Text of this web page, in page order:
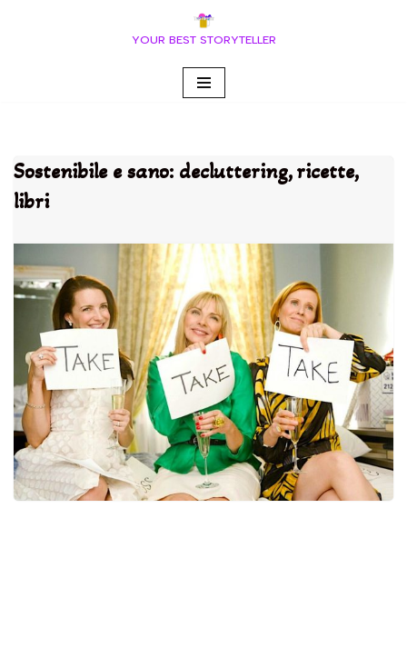
YOUR BEST STORYTELLER
Sostenibile e sano: decluttering, ricette,
libri